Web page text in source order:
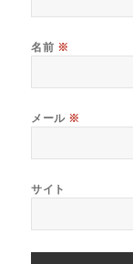
名前 ※
メール ※
サイト